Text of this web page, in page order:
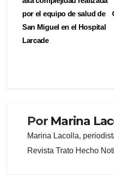
de
entradas
por el equipo de salud de
San Miguel en el Hospital
Larcade
Por Marina
Marina Lacolla,
Revista Trato Hecho